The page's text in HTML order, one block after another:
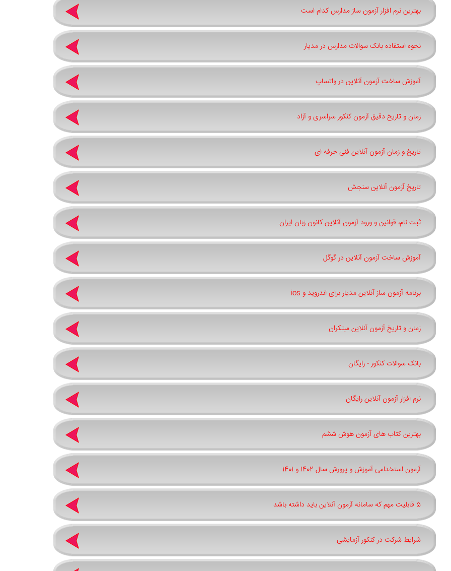
بهترین نرم افزار آزمون ساز مدارس کدام است
نحوه استفاده بانک سوالات مدارس در مدیار
آموزش ساخت آزمون آنلاین در واتساپ
زمان و تاریخ دقیق آزمون کنکور سراسری و آزاد
تاریخ و زمان آزمون آنلاین فنی حرفه ای
تاریخ آزمون آنلاین سنجش
ثبت نام، قوانین و ورود آزمون آنلاین کانون زبان ایران
آموزش ساخت آزمون آنلاین در گوگل
برنامه آزمون ساز آنلاین مدیار برای اندروید و ios
زمان و تاریخ آزمون آنلاین مبتکران
بانک سوالات کنکور - رایگان
نرم افزار آزمون آنلاین رایگان
بهترین کتاب های آزمون هوش ششم
آزمون استخدامی آموزش و پرورش سال 1402 و 1401
5 قابلیت مهم که سامانه آزمون آنلاین باید داشته باشد
شرایط شرکت در کنکور آزمایشی